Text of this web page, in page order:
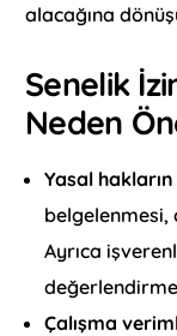
alacağına
Senelik
Neden
Yasal
belgelenmesi,
Ayrıca
Çalışma